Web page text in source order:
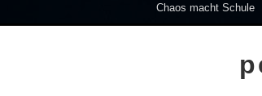
Chaos macht Schule